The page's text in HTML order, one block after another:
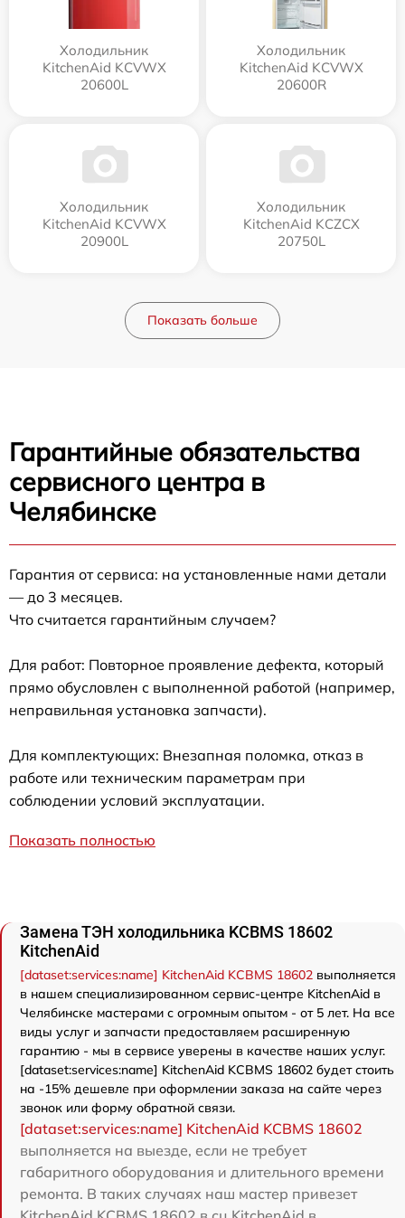
Холодильник
KitchenAid KCVWX
20600L
Холодильник
KitchenAid KCVWX
20600R
Холодильник
KitchenAid KCVWX
20900L
Холодильник
KitchenAid KCZCX
20750L
Показать больше
Гарантийные обязательства
сервисного центра в
Челябинске
Гарантия от сервиса: на установленные нами детали
— до 3 месяцев.
Что считается гарантийным случаем?
Для работ: Повторное проявление дефекта, который
прямо обусловлен с выполненной работой (например,
неправильная установка запчасти).
Для комплектующих: Внезапная поломка, отказ в
работе или техническим параметрам при
соблюдении условий эксплуатации.
Показать полностью
Замена ТЭН холодильника KCBMS 18602
KitchenAid
[dataset:services:name] KitchenAid KCBMS 18602 выполняется
в нашем специализированном сервис-центре KitchenAid в
Челябинске мастерами с огромным опытом - от 5 лет. На все
виды услуг и запчасти предоставляем расширенную
гарантию - мы в сервисе уверены в качестве наших услуг.
[dataset:services:name] KitchenAid KCBMS 18602 будет стоить
на -15% дешевле при оформлении заказа на сайте через
звонок или форму обратной связи.
[dataset:services:name] KitchenAid KCBMS 18602
выполняется на выезде, если не требует
габаритного оборудования и длительного времени
ремонта. В таких случаях наш мастер привезет